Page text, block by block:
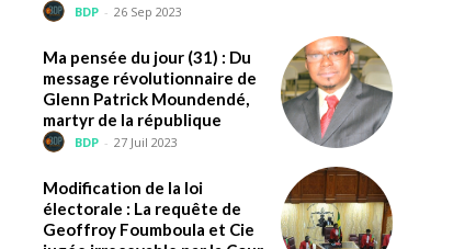
BDP - 26 Sep 2023
Ma pensée du jour (31) : Du
message révolutionnaire de
Glenn Patrick Moundendé,
martyr de la république
BDP - 27 Juil 2023
Modification de la loi
électorale : La requête de
Geoffroy Foumboula et Cie